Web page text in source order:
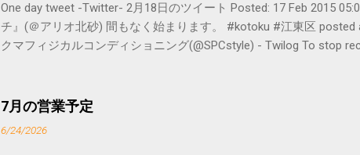
One day tweet -Twitter- 2月18日のツイート Posted: 17 Feb 2015
チ』(＠アリオ北砂) 間もなく始まります。 #kotoku #江東区
クマフィジカルコンディショニング(@SPCstyle) - Twilog To stop
7月の営業予定
6/24/2026